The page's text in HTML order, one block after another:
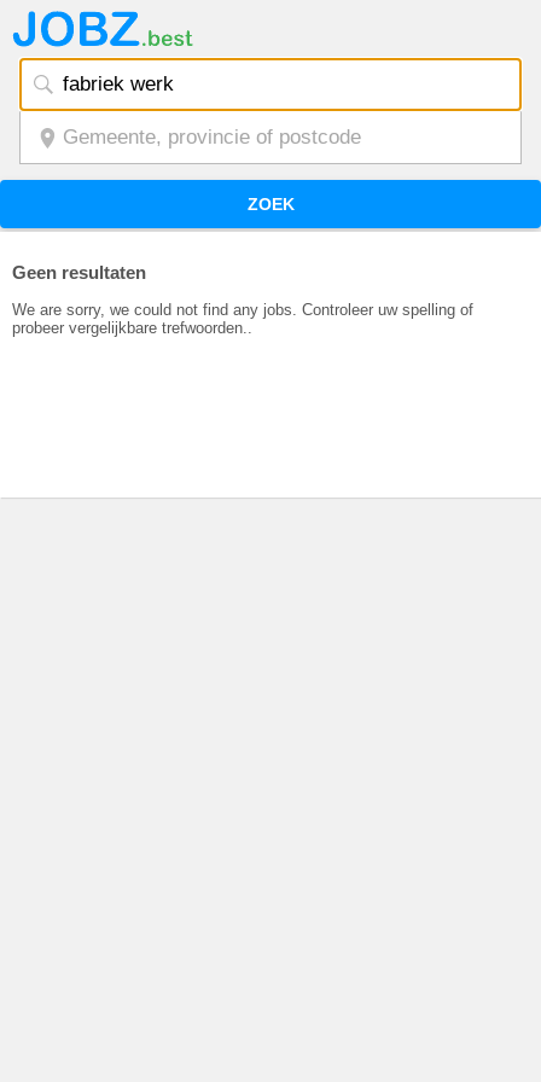
ZOEK
Geen resultaten
We are sorry, we could not find any jobs. Controleer uw spelling of
probeer vergelijkbare trefwoorden..